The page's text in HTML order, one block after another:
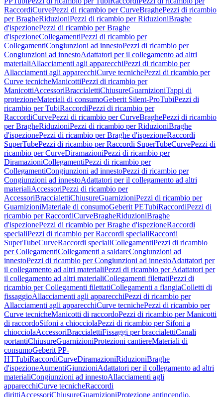
RaccordiCurvePezzi di ricambio per CurveBraghePezzi di ricambio
per BragheRiduzioniPezzi di ricambio per RiduzioniBraghe
d'ispezionePezzi di ricambio per Braghe
d'ispezioneCollegamentiPezzi di ricambio per
CollegamentiCongiunzioni ad innestoPezzi di ricambio per
Congiunzioni ad innestoAdattatori per il collegamento ad altri
materialiAllacciamenti agli apparecchiPezzi di ricambio per
Allacciamenti agli apparecchiCurve tecnichePezzi di ricambio per
Curve tecnicheManicottiPezzi di ricambio per
ManicottiAccessoriBraccialettiChiusureGuarnizioniTappi di
protezioneMateriali di consumoGeberit Silent-ProTubiPezzi di
ricambio per TubiRaccordiPezzi di ricambio per
RaccordiCurvePezzi di ricambio per CurveBraghePezzi di ricambio
per BragheRiduzioniPezzi di ricambio per RiduzioniBraghe
d'ispezionePezzi di ricambio per Braghe d'ispezioneRaccordi
SuperTubePezzi di ricambio per Raccordi SuperTubeCurvePezzi di
ricambio per CurveDiramazioniPezzi di ricambio per
DiramazioniCollegamentiPezzi di ricambio per
CollegamentiCongiunzioni ad innestoPezzi di ricambio per
Congiunzioni ad innestoAdattatori per il collegamento ad altri
materialiAccessoriPezzi di ricambio per
AccessoriBraccialettiChiusureGuarnizioniPezzi di ricambio per
GuarnizioniMateriale di consumoGeberit PETubiRaccordiPezzi di
ricambio per RaccordiCurveBragheRiduzioniBraghe
d'ispezionePezzi di ricambio per Braghe d'ispezioneRaccordi
specialiPezzi di ricambio per Raccordi specialiRaccordi
SuperTubeCurveRaccordi specialiCollegamentiPezzi di ricambio
per CollegamentiCollegamenti a saldareCongiunzioni ad
innestoPezzi di ricambio per Congiunzioni ad innestoAdattatori per
il collegamento ad altri materialiPezzi di ricambio per Adattatori per
il collegamento ad altri materialiCollegamenti filettatiPezzi di
ricambio per Collegamenti filettatiCollegamenti a flangiaColletti di
fissaggioAllacciamenti agli apparecchiPezzi di ricambio per
Allacciamenti agli apparecchiCurve tecnichePezzi di ricambio per
Curve tecnicheManicotti di raccordoPezzi di ricambio per Manicotti
di raccordoSifoni a chiocciolaPezzi di ricambio per Sifoni a
chiocciolaAccessoriBraccialettiFissaggi per braccialettiCanali
portantiChiusureGuarnizioniProtezioni cantiereMateriali di
consumoGeberit PP-
HTTubiRaccordiCurveDiramazioniRiduzioniBraghe
d'ispezioneAumentiGiunzioniAdattatori per il collegamento ad altri
materialiCongiunzioni ad innestoAllacciamenti agli
apparecchiCurve tecnicheRaccordi
dirittiAccessoriChiusureGuarnizioniProtezione antincendio,